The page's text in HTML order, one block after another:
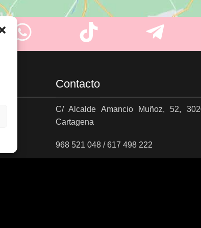
Contacto
C/ Alcalde Amancio Muñoz, 52,
Cartagena
968 521 048 / 617 498 222